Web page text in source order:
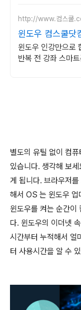
http://www.컴스쿨
윈도우 컴스쿨닷
기프티콘!
윈도우 인강만으로
반복 전 강좌 스마
별도의 유틸 없이 컴
있습니다. 생각해 보세
게 됩니다. 브라우저
해서 OS 는 윈도우 업
윈도우를 켜는 순간이
다. 윈도우의 이더넷
시간부터 누적해서 얼
터 사용시간을 알 수